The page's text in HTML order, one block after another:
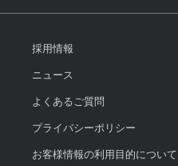
採用情報
ニュース
よくあるご質問
プライバシーポリシー
お客様情報の利用目的について